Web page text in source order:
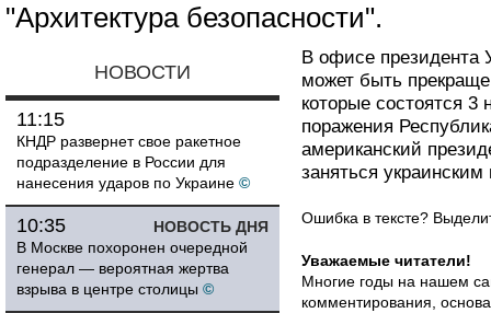
"Архитектура безопасности".
НОВОСТИ
11:15
КНДР развернет свое ракетное
подразделение в России для
нанесения ударов по Украине ©
НОВОСТЬ ДНЯ
10:35
В Москве похоронен очередной
генерал — вероятная жертва
взрыва в центре столицы ©
В офисе президента
может быть
которые состоятся 3
поражения
американский
заняться
Ошибка в тексте?
Уважаемые читатели!
Многие годы на нашем
комментирования,